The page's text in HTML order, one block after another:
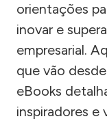
orientações
inovar e
empresarial.
que vão
eBooks
inspiradores e